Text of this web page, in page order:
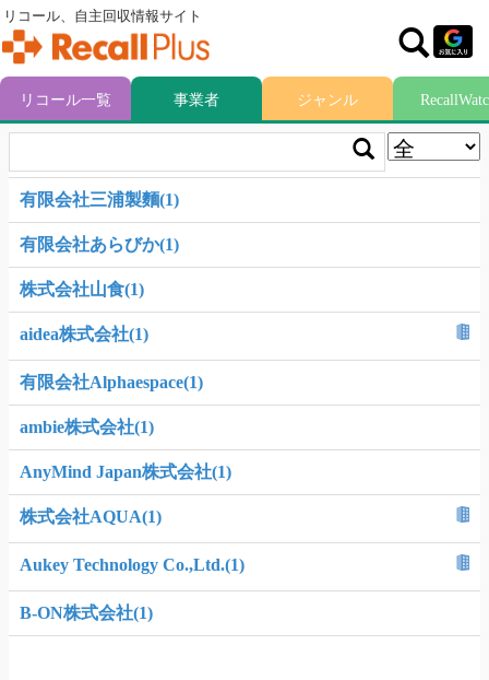
有限会社三浦製麵(1)
有限会社あらびか(1)
株式会社山食(1)
aidea株式会社(1)
有限会社Alphaespace(1)
ambie株式会社(1)
AnyMind Japan株式会社(1)
株式会社AQUA(1)
Aukey Technology Co.,Ltd.(1)
B-ON株式会社(1)
リコール、自主回収情報サイト
リコール一覧 事業者 ジャンル